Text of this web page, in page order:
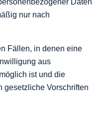
Daten
nur nach
Fällen, in denen eine
aus
ist und die
gesetzliche Vorschriften